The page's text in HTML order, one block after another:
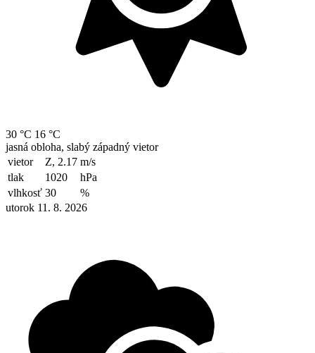
30 °C 16 °C
jasná obloha, slabý západný vietor
vietor
Z, 2.17 m/s
tlak
1020
hPa
vlhkosť 30
%
utorok 11. 8. 2026